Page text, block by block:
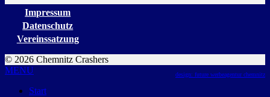
Impressum
Datenschutz
Vereinssatzung
© 2026 Chemnitz Crashers
design: future werbeagentur chemnitz
MENU
Start